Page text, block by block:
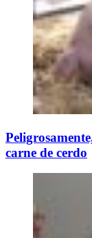
carne de cerdo